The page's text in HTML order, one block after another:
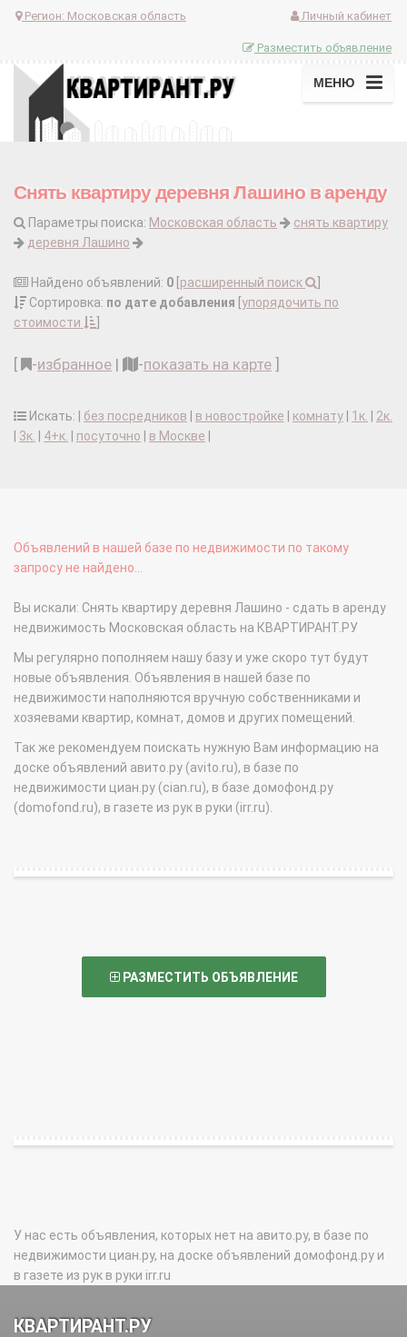
Регион: Московская область Личный кабинет
Разместить объявление
МЕНЮ
Снять квартиру деревня Лашино в аренду
Параметры поиска: Московская область
снять квартиру
деревня Лашино
Найдено объявлений: 0 расширенный поиск
Сортировка: по дате добавления упорядочить по
стоимости
-избранное | -показать на карте
Искать: | без посредников в новостройке комнату 1к.
2к.
3к. 4+к. посуточно в Москве
Объявлений в нашей базе по недвижимости по такому
запросу не найдено...
Вы искали: Снять квартиру деревня Лашино - сдать в аренду
недвижимость Московская область на КВАРТИРАНТ.РУ
Мы регулярно пополняем нашу базу и уже скоро тут будут
новые объявления. Объявления в нашей базе по
недвижимости наполняются вручную собственниками и
хозяевами квартир, комнат, домов и других помещений.
Так же рекомендуем поискать нужную Вам информацию на
доске объявлений авито.ру (avito.ru), в базе по
недвижимости циан.ру (cian.ru), в базе домофонд.ру
(domofond.ru), в газете из рук в руки (irr.ru).
РАЗМЕСТИТЬ ОБЪЯВЛЕНИЕ
У нас есть объявления, которых нет на авито.ру, в базе по
недвижимости циан.ру, на доске объявлений домофонд.ру и
в газете из рук в руки irr.ru
КВАРТИРАНТ.РУ